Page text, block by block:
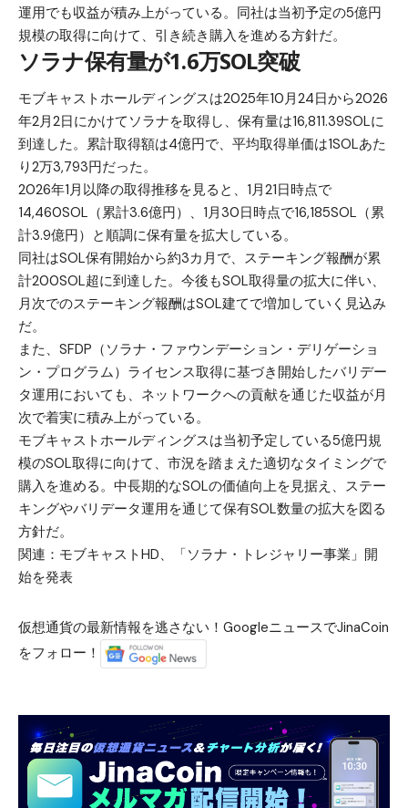
運用でも収益が積み上がっている。同社は当初予定の5億円
規模の取得に向けて、引き続き購入を進める方針だ。
ソラナ保有量が1.6万SOL突破
モブキャストホールディングスは2025年10月24日から2026
年2月2日にかけてソラナを取得し、保有量は16,811.39SOLに
到達した。累計取得額は4億円で、平均取得単価は1SOLあた
り2万3,793円だった。
2026年1月以降の取得推移を見ると、1月21日時点で
14,460SOL（累計3.6億円）、1月30日時点で16,185SOL（累
計3.9億円）と順調に保有量を拡大している。
同社はSOL保有開始から約3カ月で、ステーキング報酬が累
計200SOL超に到達した。今後もSOL取得量の拡大に伴い、
月次でのステーキング報酬はSOL建てで増加していく見込み
だ。
また、SFDP（ソラナ・ファウンデーション・デリゲーショ
ン・プログラム）ライセンス取得に基づき開始したバリデー
タ運用においても、ネットワークへの貢献を通じた収益が月
次で着実に積み上がっている。
モブキャストホールディングスは当初予定している5億円規
模のSOL取得に向けて、市況を踏まえた適切なタイミングで
購入を進める。中長期的なSOLの価値向上を見据え、ステー
キングやバリデータ運用を通じて保有SOL数量の拡大を図る
方針だ。
関連： モブキャストHD、「ソラナ・トレジャリー事業」開
始を発表
仮想通貨の最新情報を逃さない！GoogleニュースでJinaCoin
をフォロー！